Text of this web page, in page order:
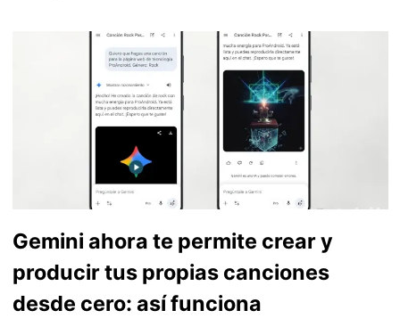
Gemini ahora te permite crear y
producir tus propias canciones
desde cero: así funciona